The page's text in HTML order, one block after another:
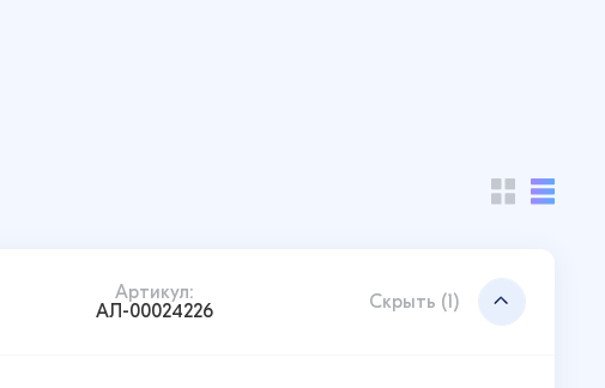
Артикул:
АЛ-00024226
Скрыть (1)